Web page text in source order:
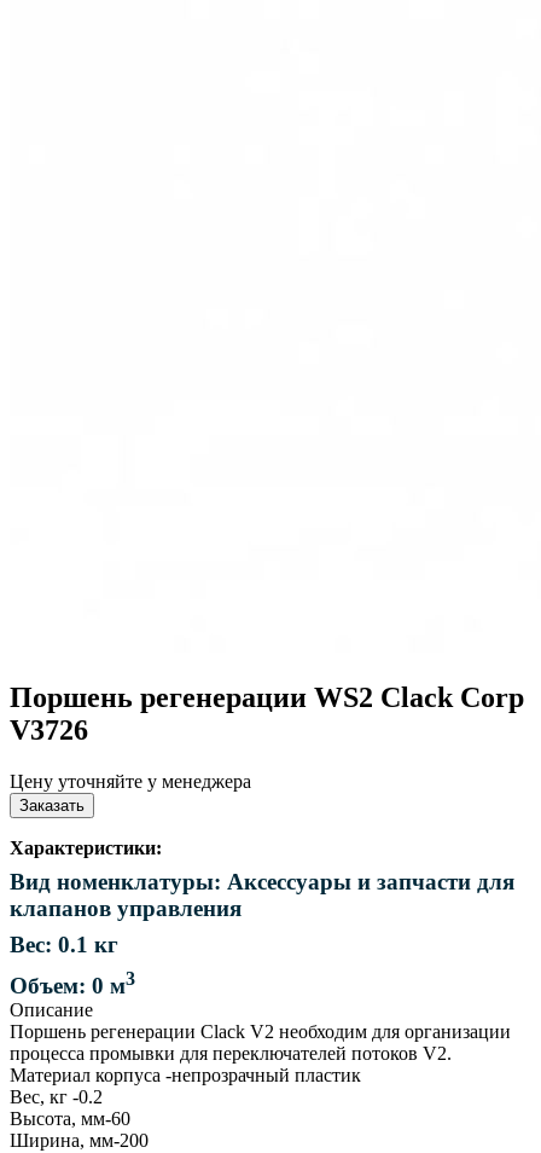
Поршень регенерации WS2 Clack Corp
V3726
Цену уточняйте у менеджера
Заказать
Характеристики:
Вид номенклатуры: Аксессуары и запчасти для
клапанов управления
Вес: 0.1 кг
Объем: 0 м3
Описание
Поршень регенерации Clack V2 необходим для организации
процесса промывки для переключателей потоков V2.
Материал корпуса -непрозрачный пластик
Вес, кг -0.2
Высота, мм-60
Ширина, мм-200